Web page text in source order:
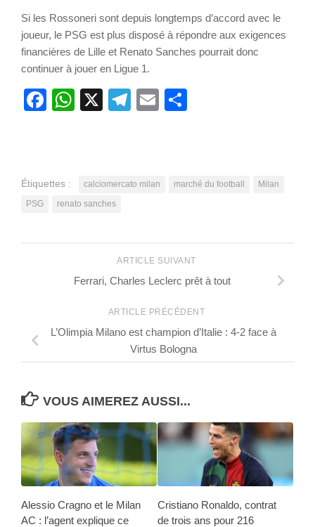
Si les Rossoneri sont depuis longtemps d’accord avec le
joueur, le PSG est plus disposé à répondre aux exigences
financières de Lille et Renato Sanches pourrait donc
continuer à jouer en Ligue 1.
Facebook
WhatsApp
X Telegram
Email
Étiquettes : calciomercato milan marché du football
Milan
PSG
renato sanches
ARTICLE SUIVANT
Ferrari, Charles Leclerc prêt à tout
ARTICLE PRÉCÉDENT
L’Olimpia Milano est champion d’Italie : 4-2 face à
Virtus Bologna
VOUS AIMEREZ AUSSI...
Alessio Cragno et le Milan
AC : l’agent explique ce
Cristiano Ronaldo, contrat
de trois ans pour 216